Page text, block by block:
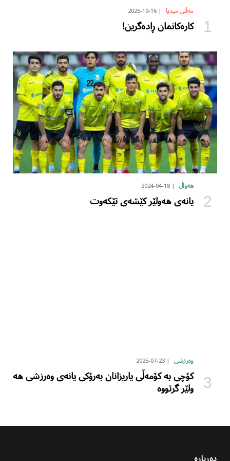
مەڵتی میدیا 2025-10-16
کارەکانمان ڕادەگرین!
هەواڵ 2024-04-18
یانەی هەولێر کێشەی تێکەوت
وەرزشی 2025-07-23
کۆچی بە کۆمەڵی یاریزانان بەرۆکی یانەی وەرزشی هە
ولێر گرتووە